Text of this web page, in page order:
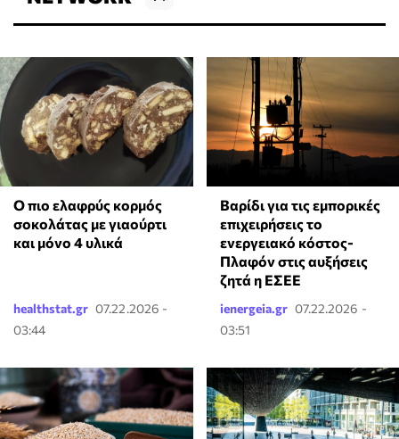
Ο πιο ελαφρύς κορμός
σοκολάτας με γιαούρτι
και μόνο 4 υλικά
healthstat.gr 07.22.2026 -
03:44
Βαρίδι για τις εμπορικές
επιχειρήσεις το
ενεργειακό κόστος-
Πλαφόν στις αυξήσεις
ζητά η ΕΣΕΕ
ienergeia.gr 07.22.2026 -
03:51